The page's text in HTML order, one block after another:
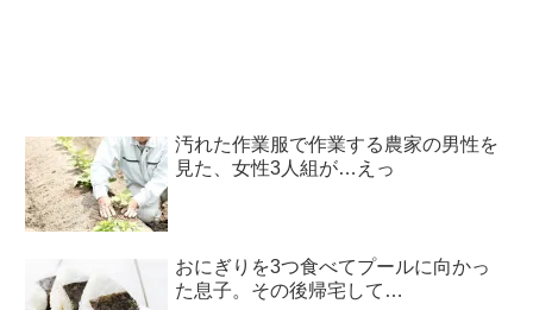
汚れた作業服で作業する農家の男性を
見た、女性3人組が…えっ
おにぎりを3つ食べてプールに向かっ
た息子。その後帰宅して…